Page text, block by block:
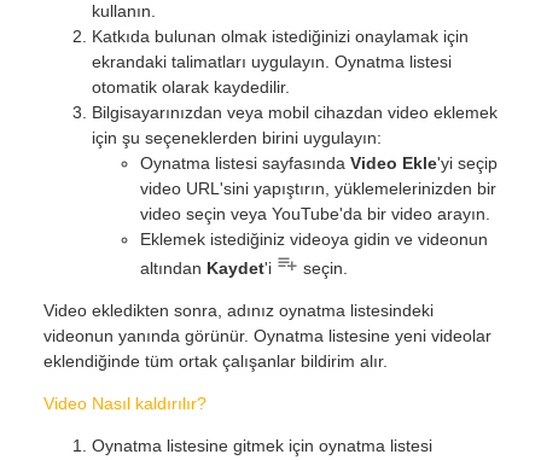
kullanın.
Katkıda bulunan olmak istediğinizi onaylamak için
ekrandaki talimatları uygulayın. Oynatma listesi
otomatik olarak kaydedilir.
Bilgisayarınızdan veya mobil cihazdan video eklemek
için şu seçeneklerden birini uygulayın:
Oynatma listesi sayfasında Video Ekle'yi seçip
video URL'sini yapıştırın, yüklemelerinizden bir
video seçin veya YouTube'da bir video arayın.
Eklemek istediğiniz videoya gidin ve videonun
altından Kaydet'i seçin.
Video ekledikten sonra, adınız oynatma listesindeki
videonun yanında görünür. Oynatma listesine yeni videolar
eklendiğinde tüm ortak çalışanlar bildirim alır.
Video Nasıl kaldırılır?
Oynatma listesine gitmek için oynatma listesi